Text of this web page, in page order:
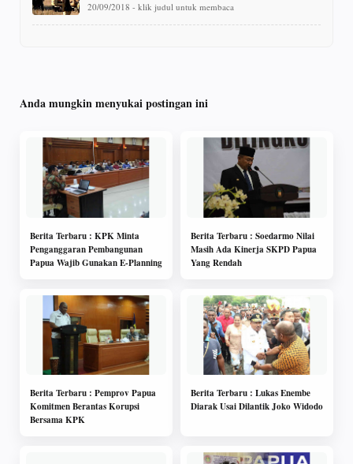
20/09/2018 - klik judul untuk membaca
Anda mungkin menyukai postingan ini
Berita Terbaru : KPK Minta
Penganggaran Pembangunan
Papua Wajib Gunakan E-Planning
Berita Terbaru : Soedarmo Nilai
Masih Ada Kinerja SKPD Papua
Yang Rendah
Berita Terbaru : Pemprov Papua
Komitmen Berantas Korupsi
Bersama KPK
Berita Terbaru : Lukas Enembe
Diarak Usai Dilantik Joko Widodo